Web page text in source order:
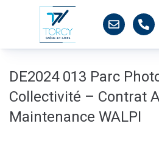
DE2024 013 Parc
Collectivité – Contrat
Maintenance WALPI